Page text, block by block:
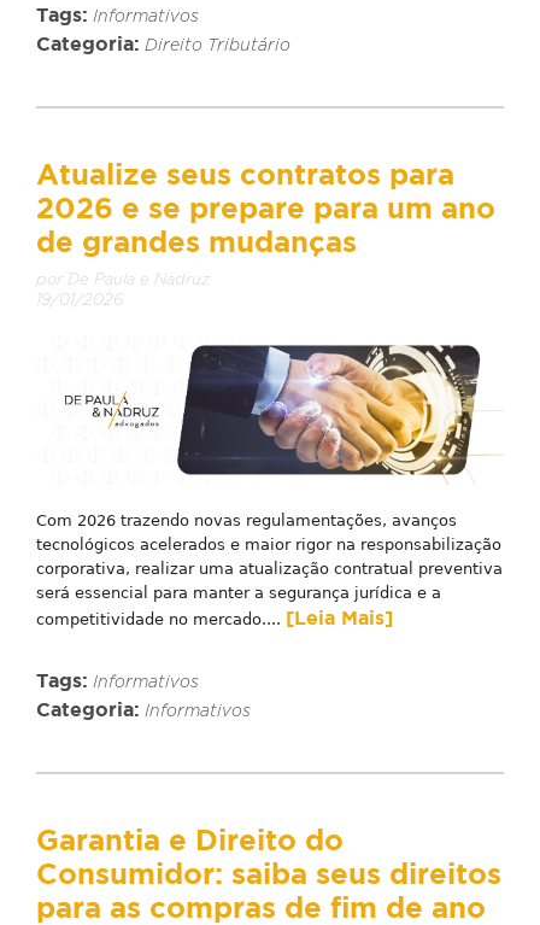
Tags: Informativos
Categoria: Direito Tributário
Atualize seus contratos para
2026 e se prepare para um ano
de grandes mudanças
por De Paula e Nadruz
19/01/2026
Com 2026 trazendo novas regulamentações, avanços
tecnológicos acelerados e maior rigor na responsabilização
corporativa, realizar uma atualização contratual preventiva
será essencial para manter a segurança jurídica e a
competitividade no mercado.... [Leia Mais]
Tags: Informativos
Categoria: Informativos
Garantia e Direito do
Consumidor: saiba seus direitos
para as compras de fim de ano